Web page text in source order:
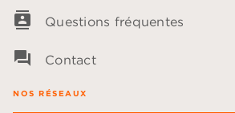
contacts Questions fréquentes
question_answer Contact
NOS RÉSEAUX